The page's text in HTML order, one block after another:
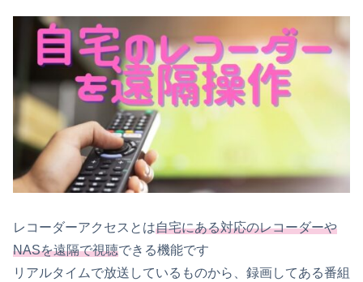
レコーダーアクセスとは自宅にある対応のレコーダーや
NASを遠隔で視聴できる機能です
リアルタイムで放送しているものから、録画してある番組